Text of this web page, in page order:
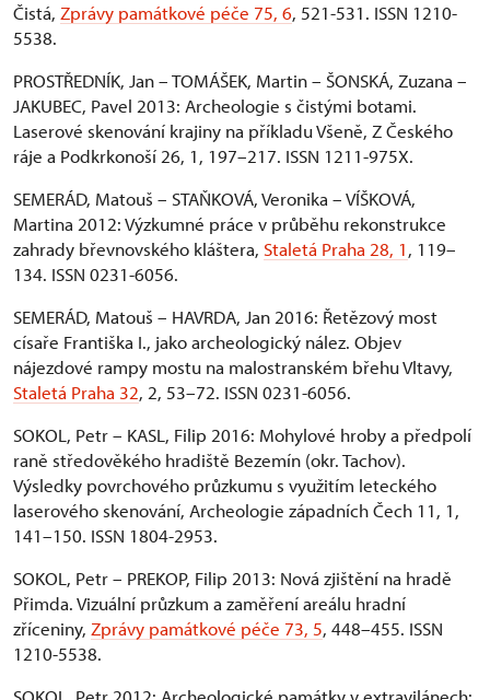
Čistá, Zprávy památkové péče 75, 6, 521-531. ISSN 1210-
5538.
PROSTŘEDNÍK, Jan – TOMÁŠEK, Martin – ŠONSKÁ, Zuzana –
JAKUBEC, Pavel 2013: Archeologie s čistými botami.
Laserové skenování krajiny na příkladu Všeně, Z Českého
ráje a Podkrkonoší 26, 1, 197–217. ISSN 1211-975X.
SEMERÁD, Matouš – STAŇKOVÁ, Veronika – VÍŠKOVÁ,
Martina 2012: Výzkumné práce v průběhu rekonstrukce
zahrady břevnovského kláštera, Staletá Praha 28, 1, 119–
134. ISSN 0231-6056.
SEMERÁD, Matouš – HAVRDA, Jan 2016: Řetězový most
císaře Františka I., jako archeologický nález. Objev
nájezdové rampy mostu na malostranském břehu Vltavy,
Staletá Praha 32, 2, 53–72. ISSN 0231-6056.
SOKOL, Petr – KASL, Filip 2016: Mohylové hroby a předpolí
raně středověkého hradiště Bezemín (okr. Tachov).
Výsledky povrchového průzkumu s využitím leteckého
laserového skenování, Archeologie západních Čech 11, 1,
141–150. ISSN 1804-2953.
SOKOL, Petr – PREKOP, Filip 2013: Nová zjištění na hradě
Přimda. Vizuální průzkum a zaměření areálu hradní
zříceniny, Zprávy památkové péče 73, 5, 448–455. ISSN
1210-5538.